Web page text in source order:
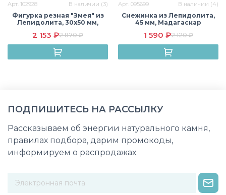
Арт. 102928 В наличии (3)
Фигурка резная "Змея" из
Лепидолита, 30х50 мм,
2 153 ₽2 870 ₽
Арт. 095699 В наличии (4)
Снежинка из Лепидолита,
45 мм, Мадагаскар
1 590 ₽2 120 ₽
ПОДПИШИТЕСЬ НА РАССЫЛКУ
Рассказываем об энергии натурального камня,
правилах подбора, дарим промокоды,
информируем о распродажах